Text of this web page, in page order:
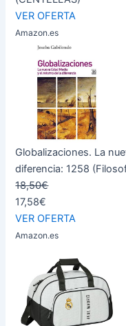
VER OFERTA
Amazon.es
Globalizaciones. La
diferencia: 1258
18,50€
17,58€
VER OFERTA
Amazon.es